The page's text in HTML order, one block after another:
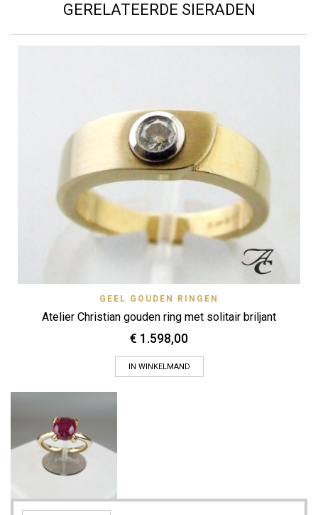
GERELATEERDE SIERADEN
GEEL GOUDEN RINGEN
Atelier Christian gouden ring met solitair briljant
€ 1.598,00
IN WINKELMAND